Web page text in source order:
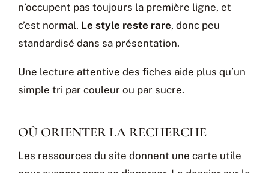
n’occupent pas toujours la première ligne, et
c’est normal. Le style reste rare, donc peu
standardisé dans sa présentation.
Une lecture attentive des fiches aide plus qu’un
simple tri par couleur ou par sucre.
OÙ ORIENTER LA RECHERCHE
Les ressources du site donnent une carte utile